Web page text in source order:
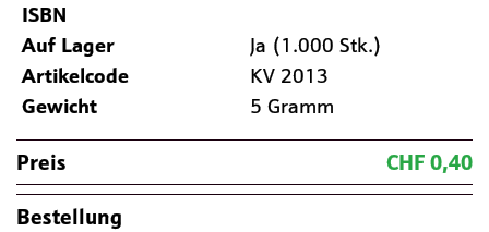
ISBN
Auf Lager
Ja (1.000 Stk.)
Artikelcode
KV 2013
Gewicht
5 Gramm
Preis
CHF 0,40
Bestellung